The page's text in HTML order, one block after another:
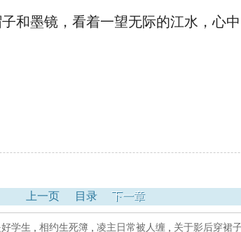
墨镜，看着一望无际的江水，心
上一页 目录 下一章
学生 相约生死簿 凌主日常被人缠 关于影后穿裙